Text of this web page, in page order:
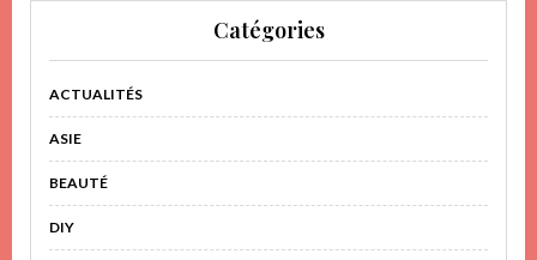
Catégories
ACTUALITÉS
ASIE
BEAUTÉ
DIY